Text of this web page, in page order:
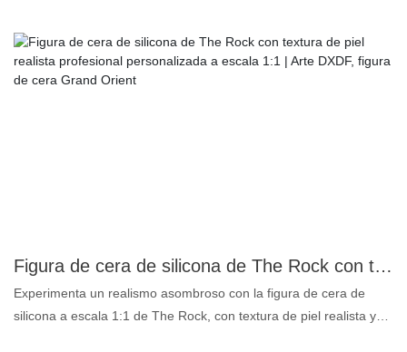
de vanguardia, hemos capturado la icónica actitud de LeBron en
la cancha, su físico atlético y su mirada única, haciéndote sentir
como si estuvieras en medio de su ilustre carrera. La figura de
espíritu y la leyenda del baloncesto.
Figura de cera de silicona de The Rock con textura de piel realista profesional personalizada a escala 1:1 | Arte DXDF, figura de cera Grand Orient
Experimenta un realismo asombroso con la figura de cera de
silicona a escala 1:1 de The Rock, con textura de piel realista y